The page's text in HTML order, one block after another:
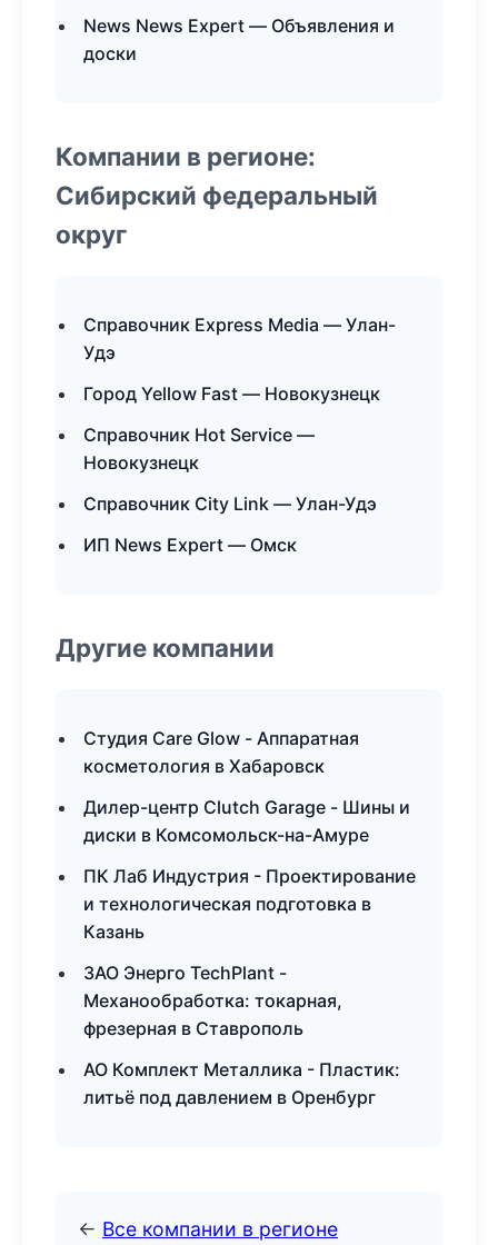
News News Expert — Объявления и
доски
Компании в регионе:
Сибирский федеральный
округ
Справочник Express Media — Улан-
Удэ
Город Yellow Fast — Новокузнецк
Справочник Hot Service —
Новокузнецк
Справочник City Link — Улан-Удэ
ИП News Expert — Омск
Другие компании
Студия Care Glow - Аппаратная
косметология в Хабаровск
Дилер-центр Clutch Garage - Шины и
диски в Комсомольск-на-Амуре
ПК Лаб Индустрия - Проектирование
и технологическая подготовка в
Казань
ЗАО Энерго TechPlant -
Механообработка: токарная,
фрезерная в Ставрополь
АО Комплект Металлика - Пластик:
литьё под давлением в Оренбург
← Все компании в регионе